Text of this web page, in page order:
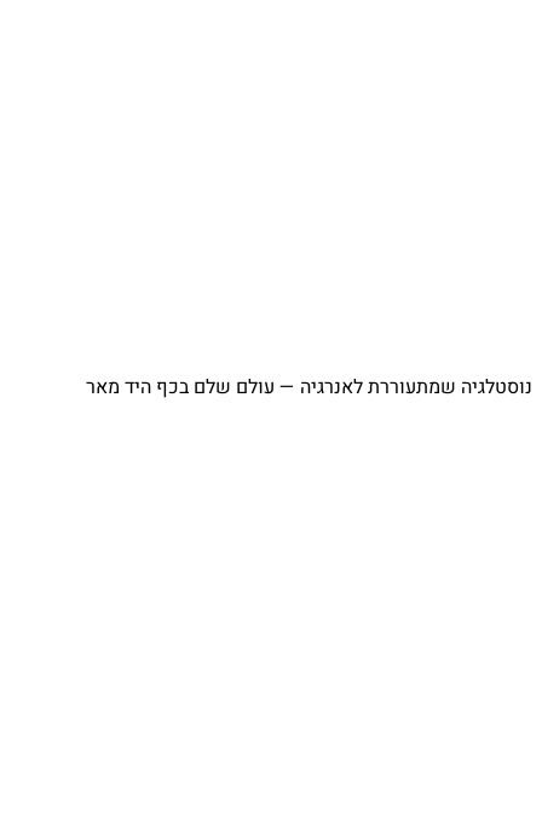
⁨ נוסטלגיה שמתעוררת לאנרגיה — עולם שלם בכף היד מאר